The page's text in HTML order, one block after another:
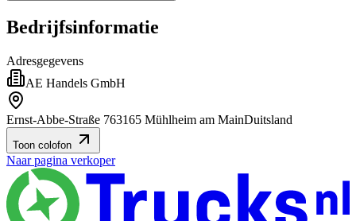
Bedrijfsinformatie
Adresgegevens
AE Handels GmbH
Ernst-Abbe-Straße 763165 Mühlheim am MainDuitsland
Toon colofon
Naar pagina verkoper